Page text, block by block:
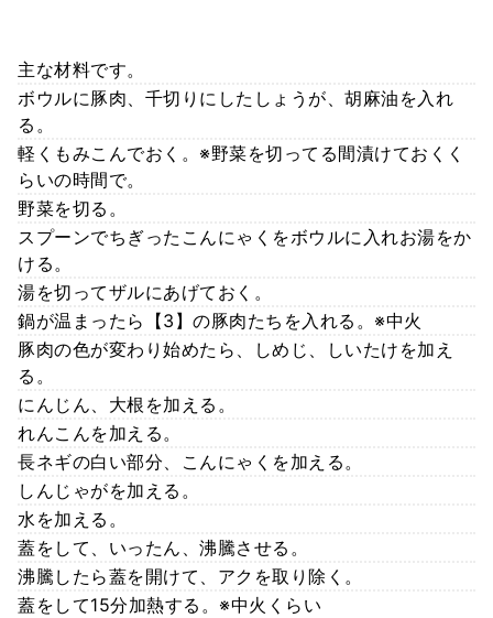
主な材料です。
ボウルに豚肉、千切りにしたしょうが、胡麻油を入れ
る。
軽くもみこんでおく。※野菜を切ってる間漬けておくく
らいの時間で。
野菜を切る。
スプーンでちぎったこんにゃくをボウルに入れお湯をか
ける。
湯を切ってザルにあげておく。
鍋が温まったら【3】の豚肉たちを入れる。※中火
豚肉の色が変わり始めたら、しめじ、しいたけを加え
る。
にんじん、大根を加える。
れんこんを加える。
長ネギの白い部分、こんにゃくを加える。
しんじゃがを加える。
水を加える。
蓋をして、いったん、沸騰させる。
沸騰したら蓋を開けて、アクを取り除く。
蓋をして15分加熱する。※中火くらい